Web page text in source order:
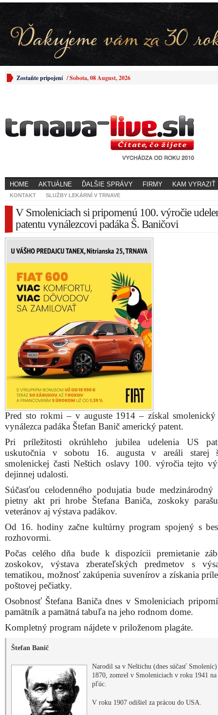
Zostaňte pripojení /Sobota, 08 August, 2026
HOME AKTUÁLNE ĎALŠIE SPRÁVY FIRMY KAM VYRAZIŤ
KONTAKT SLUŽBY LEKÁRNÍ V TRNAVE
V Smoleniciach si pripomenú 100. výročie
patentu vynálezcovi padáka Š. Baničovi
Pred sto rokmi – v auguste 1914 – získal
vynálezca padáka Štefan Banič americký patent.
Pri príležitosti okrúhleho jubilea udelenia US
uskutočnia v sobotu 16. augusta v areáli starej
smolenickej časti Neštich oslavy 100. výročia tejto
dejinnej udalosti.
Súčasťou celodenného podujatia bude medzinárodný
pietny akt pri hrobe Štefana Baniča, zoskoky
veteránov aj výstava padákov.
Od 16. hodiny začne kultúrny program spojený s
rozhovormi.
Počas celého dňa bude k dispozícii premietanie
zoskokov, výstava zberateľských predmetov s
tematikou, možnosť zakúpenia suvenírov a získania
poštovej pečiatky.
Osobnosť Štefana Baniča dnes v Smoleniciach
pamätník a pamätná tabuľa na jeho rodnom dome.
Kompletný program nájdete v priloženom plagáte.
Štefan Banič
Narodil sa v Neštichu (dnes súčasť
1870, zomrel v Smoleniciach v roku 1941 na
pľúc.
V roku 1907 odišiel za prácou do USA.